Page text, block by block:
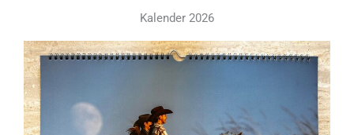
Kalender 2026